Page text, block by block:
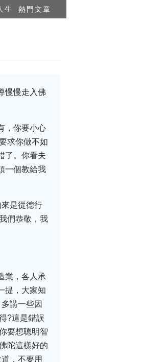
生 熱門文章
慢慢走入佛
，你要小心
求你做不如
了。你看夫
一個教給我
是從德行
們恭敬，我
業，各人承
提，大家知
講一些因
?這是錯誤
要想聰明智
陀這樣好的
，不要用